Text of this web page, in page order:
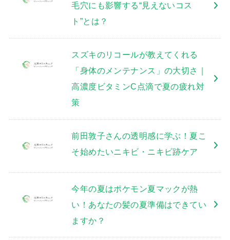
毛穴にも影響する“見えないコス
ト”とは？
スズキのリコールが教えてくれる
「身体のメンテナンス」の大切さ｜
高濃度ビタミンC点滴で夏の疲れ対
策
前田敦子さんの透明感に学ぶ！夏こ
そ始めたいニキビ・ニキビ跡ケア
今年の夏はポケモン夏マックが熱
い！あなたの髪の夏準備はできてい
ますか？